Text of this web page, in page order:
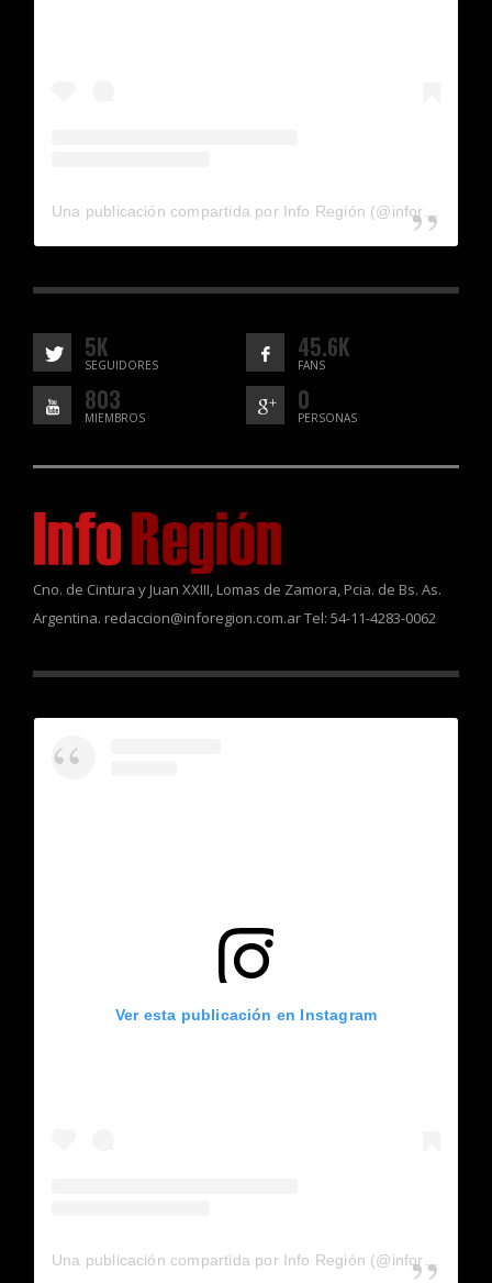
5K
SEGUIDORES
45.6K
FANS
803
MIEMBROS
0
PERSONAS
Cno. de Cintura y Juan XXIII, Lomas de Zamora, Pcia. de Bs. As.
Argentina. redaccion@inforegion.com.ar Tel: 54-11-4283-0062
Ver esta publicación en Instagram